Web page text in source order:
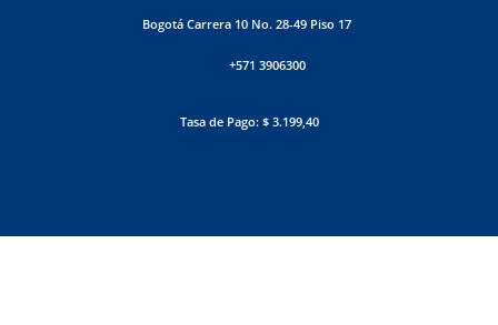
Bogotá Carrera 10 No. 28-49 Piso 17
+571 3906300
Tasa de Pago: $ 3.199,40